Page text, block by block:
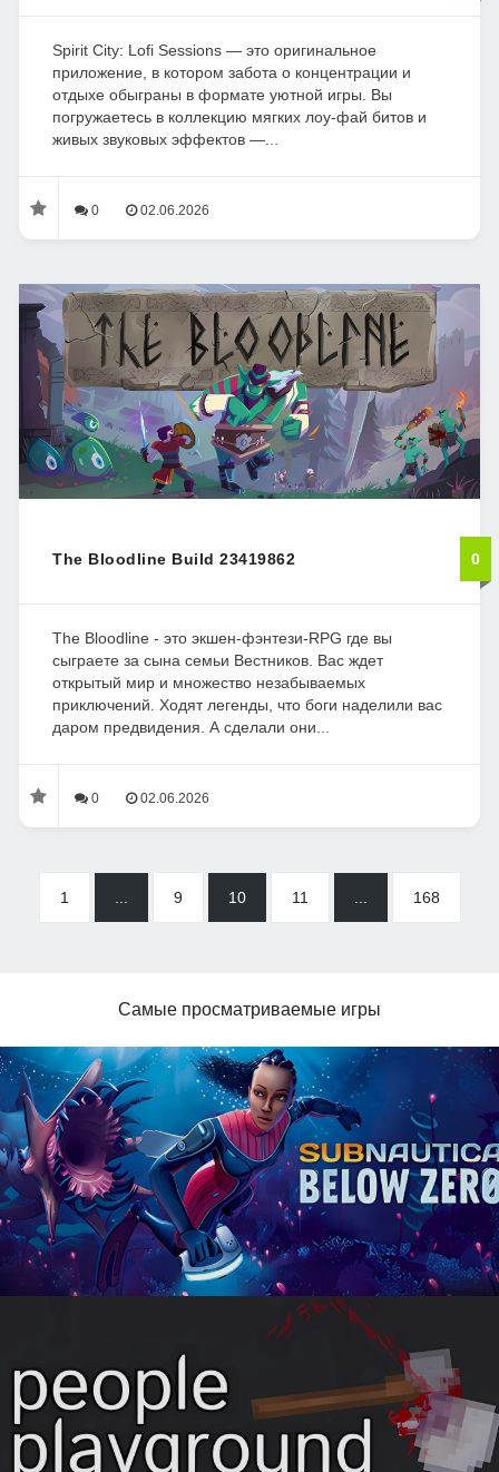
Spirit City: Lofi Sessions — это оригинальное
приложение, в котором забота о концентрации и
отдыхе обыграны в формате уютной игры. Вы
погружаетесь в коллекцию мягких лоу-фай битов и
живых звуковых эффектов —...
0 02.06.2026
The Bloodline Build 23419862 0
The Bloodline - это экшен-фэнтези-RPG где вы
сыграете за сына семьи Вестников. Вас ждет
открытый мир и множество незабываемых
приключений. Ходят легенды, что боги наделили вас
даром предвидения. А сделали они...
0 02.06.2026
1 9 10 11 168
Самые просматриваемые игры